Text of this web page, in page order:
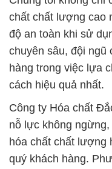
chất chất lượng cao
độ an toàn khi sử
chuyên sâu, đội ngũ
hàng trong việc lựa
cách hiệu quả nhất.
Công ty Hóa chất
nỗ lực không
hóa chất chất lượng
quý khách hàng.